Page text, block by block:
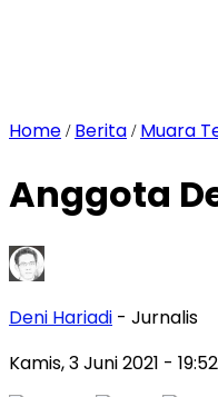
Home / Berita / Muara
Anggota
Deni Hariadi - Jurnalis
Kamis, 3 Juni 2021 -